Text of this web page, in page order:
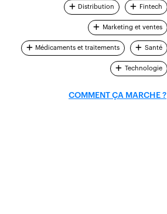
Distribution Fintech
Marketing et ventes
Médicaments et traitements Santé
Technologie
COMMENT ÇA MARCHE ?